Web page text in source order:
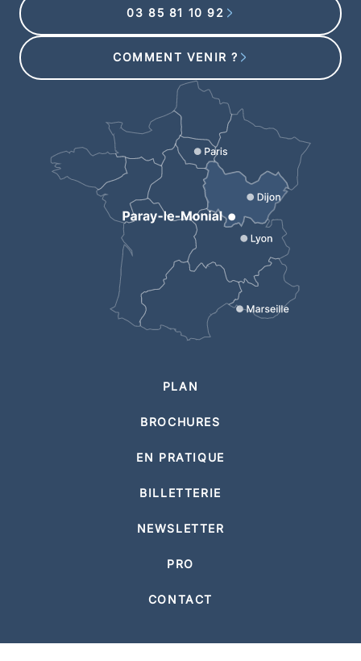
03 85 81 10 92
COMMENT VENIR ?
PLAN
BROCHURES
EN PRATIQUE
BILLETTERIE
NEWSLETTER
PRO
CONTACT